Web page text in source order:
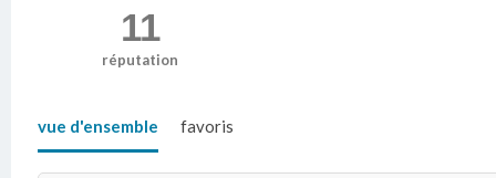
11
réputation
vue d'ensemble favoris